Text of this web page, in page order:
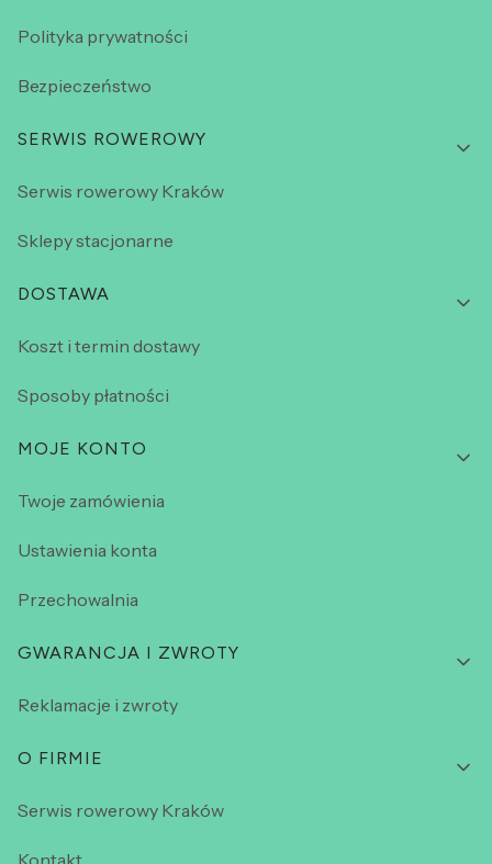
Polityka prywatności
Bezpieczeństwo
SERWIS ROWEROWY
Serwis rowerowy Kraków
Sklepy stacjonarne
DOSTAWA
Koszt i termin dostawy
Sposoby płatności
MOJE KONTO
Twoje zamówienia
Ustawienia konta
Przechowalnia
GWARANCJA I ZWROTY
Reklamacje i zwroty
O FIRMIE
Serwis rowerowy Kraków
Kontakt